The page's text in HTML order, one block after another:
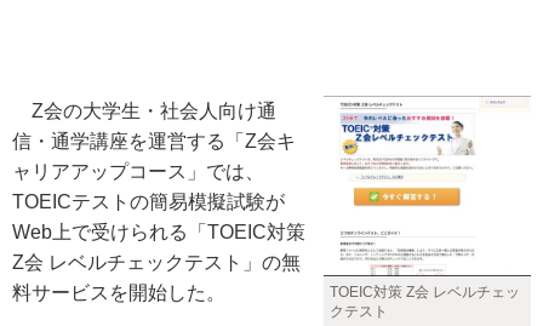
TOEIC対策 Z会 レベルチェッ
クテスト
Z会の大学生・社会人向け通
信・通学講座を運営する「Z会キ
ャリアアップコース」では、
TOEICテストの簡易模擬試験が
Web上で受けられる「TOEIC対策
Z会 レベルチェックテスト」の無
料サービスを開始した。